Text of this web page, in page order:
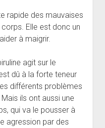
rapide des mauvaises
Elle est donc un
à maigrir.
agit sur le
dû à la forte teneur
différents problèmes
ils ont aussi une
qui va le pousser à
agression par des